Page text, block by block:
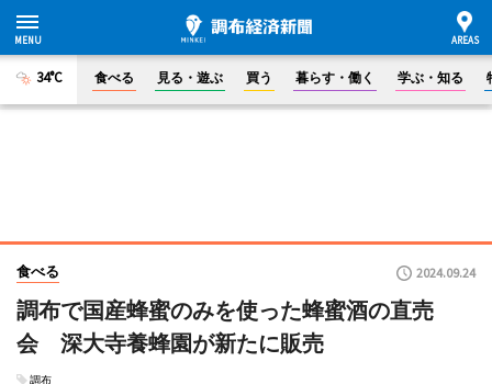
34°C 食べる 見る・遊ぶ 買う 暮らす・働く 学ぶ・知る
食べる 2024.09.24
調布で国産蜂蜜のみを使った蜂蜜酒の直売
会 深大寺養蜂園が新たに販売
調布